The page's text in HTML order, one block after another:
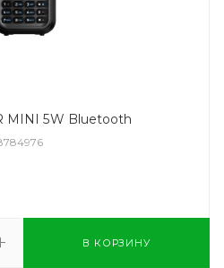
MINI 5W Bluetooth
В КОРЗИНУ